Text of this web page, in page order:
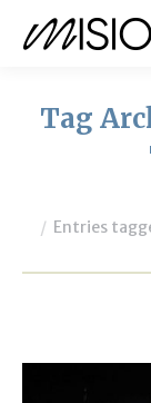
Tag
Entries